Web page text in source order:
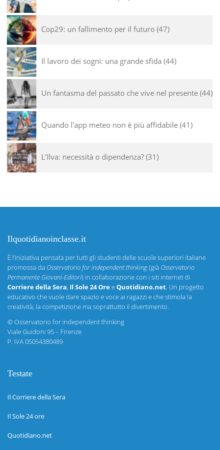
Cop29: un fallimento per il futuro 47
Il lavoro dei sogni: una grande sfida 44
Un fantasma del passato che vive nel presente 44
Quando l'app meteo non è più affidabile 41
L’Ilva: necessità o dipendenza? 31
Ilquotidianoinclasse.it
È l’iniziativa pensata per tutti gli studenti delle scuole superiori italiane
promossa da Osservatorio for independent thinking(già Osservatorio
Permanente Giovani-Editori) in collaborazione con i siti internet di
Corriere della Sera, Il Sole 24 OreeQuotidiano.net. Un progetto
educativo che vuole dare spazio e voce ai ragazzi e che stimola la
creatività, la competizione ma soprattutto il divertimento.
©Osservatorio for independent thinking
Viale Guidoni 95 – Firenze
P. IVA 05054380489
Testate
Il Corriere della Sera
Il Sole 24 ore
Quotidiano.net